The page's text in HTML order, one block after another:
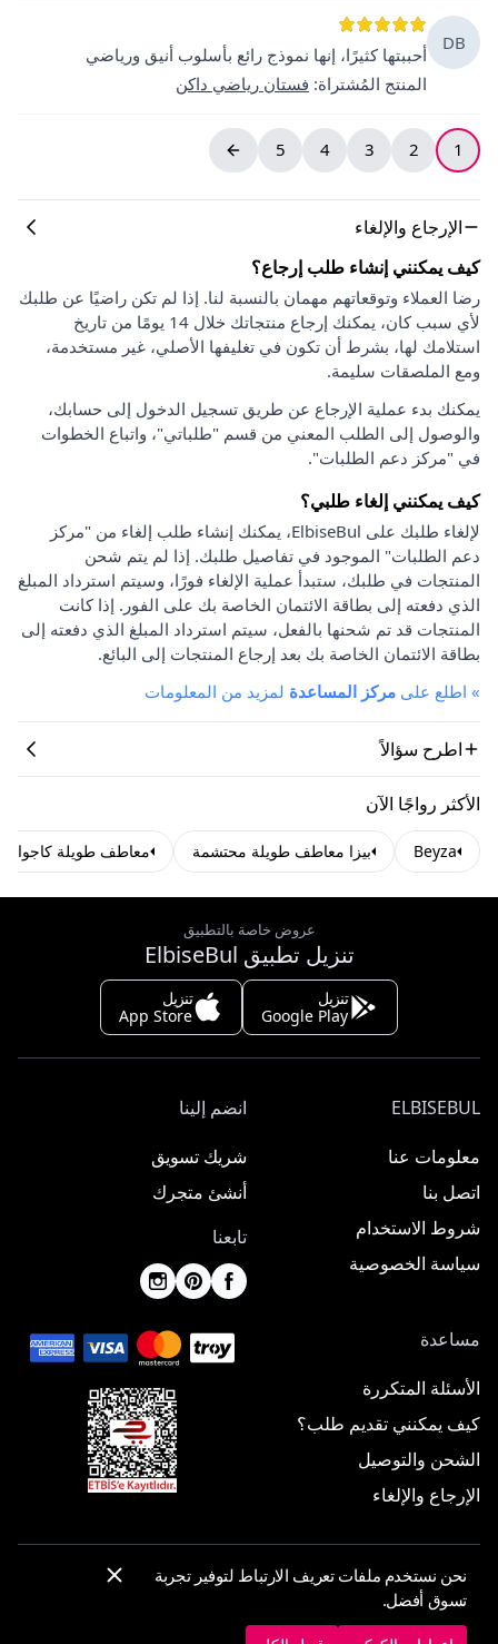
DB
أحببتها كثيرًا، إنها نموذج رائع بأسلوب أنيق ورياضي
المنتج المُشتراة: فستان رياضي داكن
1
2
3
4
5
الإرجاع والإلغاء
كيف يمكنني إنشاء طلب إرجاع؟
رضا العملاء وتوقعاتهم مهمان بالنسبة لنا. إذا لم تكن راضيًا عن طلبك
لأي سبب كان، يمكنك إرجاع منتجاتك خلال 14 يومًا من تاريخ
استلامك لها، بشرط أن تكون في تغليفها الأصلي، غير مستخدمة،
ومع الملصقات سليمة.
يمكنك بدء عملية الإرجاع عن طريق تسجيل الدخول إلى حسابك،
والوصول إلى الطلب المعني من قسم "طلباتي"، واتباع الخطوات
في "مركز دعم الطلبات".
كيف يمكنني إلغاء طلبي؟
لإلغاء طلبك على ElbiseBul، يمكنك إنشاء طلب إلغاء من "مركز
دعم الطلبات" الموجود في تفاصيل طلبك. إذا لم يتم شحن
المنتجات في طلبك، ستبدأ عملية الإلغاء فورًا، وسيتم استرداد المبلغ
الذي دفعته إلى بطاقة الائتمان الخاصة بك على الفور. إذا كانت
المنتجات قد تم شحنها بالفعل، سيتم استرداد المبلغ الذي دفعته إلى
بطاقة الائتمان الخاصة بك بعد إرجاع المنتجات إلى البائع.
» اطلع على مركز المساعدة لمزيد من المعلومات
اطرح سؤالاً
الأكثر رواجًا الآن
Beyza بيزا معاطف طويلة محتشمة معاطف طويلة
عروض خاصة بالتطبيق
تنزيل تطبيق ElbiseBul
تنزيل
Google Play
تنزيل
App Store
ELBISEBUL
معلومات عنا
اتصل بنا
شروط الاستخدام
سياسة الخصوصية
انضم إلينا
شريك تسويق
أنشئ متجرك
تابعنا
مساعدة
الأسئلة المتكررة
كيف يمكنني تقديم طلب؟
الشحن والتوصيل
الإرجاع والإلغاء
إعدادات الكوكيز
نحن نستخدم ملفات تعريف الارتباط لتوفير تجربة
تسوق أفضل.